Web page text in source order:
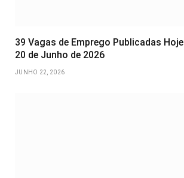
39 Vagas de Emprego Publicadas
20 de Junho de 2026
JUNHO 22, 2026